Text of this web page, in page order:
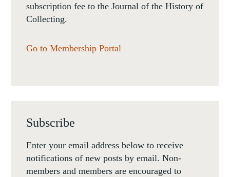
subscription fee to the Journal of the History of
Collecting.
Go to Membership Portal
Subscribe
Enter your email address below to receive
notifications of new posts by email. Non-
members and members are encouraged to